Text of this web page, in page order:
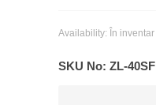
Availability: În inventar
SKU No: ZL-40SF